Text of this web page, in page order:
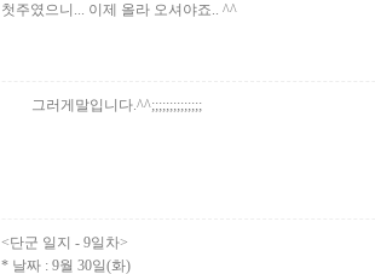
첫주였으니... 이제 올라 오셔야죠.. ^^
그러게말입니다.^^;;;;;;;;;;;;;;
<단군 일지 - 9일차>
* 날짜 : 9월 30일(화)